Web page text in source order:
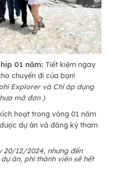
01 năm: Tiết kiệm ngay
chuyến đi của bạn!
Explorer và Chỉ áp dụng
mở đơn )
hoạt trong vòng 01 năm
dự án và đăng ký tham
20/12/2024, nhưng đến
án, phí thành viên sẽ hết